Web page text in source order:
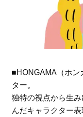
■HONGAMA（ホン
ター。
独特の視点から生
んだキャラクター表